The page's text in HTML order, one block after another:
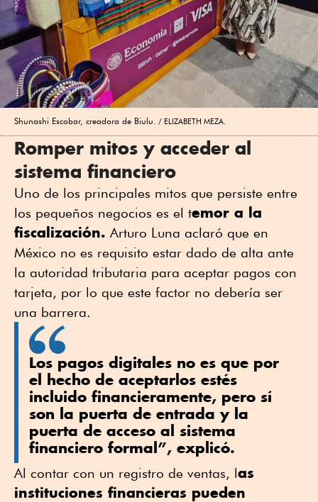
Shunashi Escobar, creadora de Biulu. ELIZABETH MEZA.
Romper mitos y acceder al
sistema financiero
Uno de los principales mitos que persiste entre
los pequeños negocios es el temor a la
fiscalización. Arturo Luna aclaró que en
México no es requisito estar dado de alta ante
la autoridad tributaria para aceptar pagos con
tarjeta, por lo que este factor no debería ser
una barrera.
Los pagos digitales no es que por
el hecho de aceptarlos estés
incluido financieramente, pero sí
son la puerta de entrada y la
puerta de acceso al sistema
financiero formal”, explicó.
Al contar con un registro de ventas, las
instituciones financieras pueden